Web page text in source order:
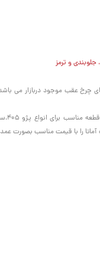
جلوبندی و ترمز
چرخ عقب موجود دربازار می
میل توپی
را با قیمت مناسب بصورت